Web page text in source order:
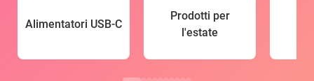
Alimentatori USB-C
Prodotti per
l'estate